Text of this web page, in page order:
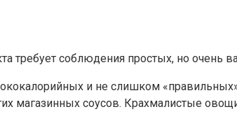
требует соблюдения простых, но очень
и не слишком
магазинных соусов. Крахмалистые